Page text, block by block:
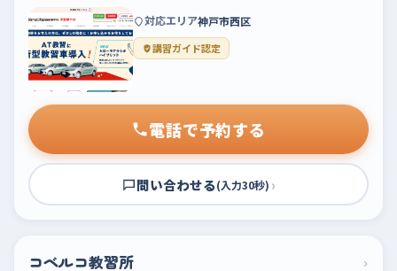
対応エリア神戸市西区
講習ガイド認定
電話で予約する
問い合わせる(入力30秒) ›
コベルコ教習所 ›